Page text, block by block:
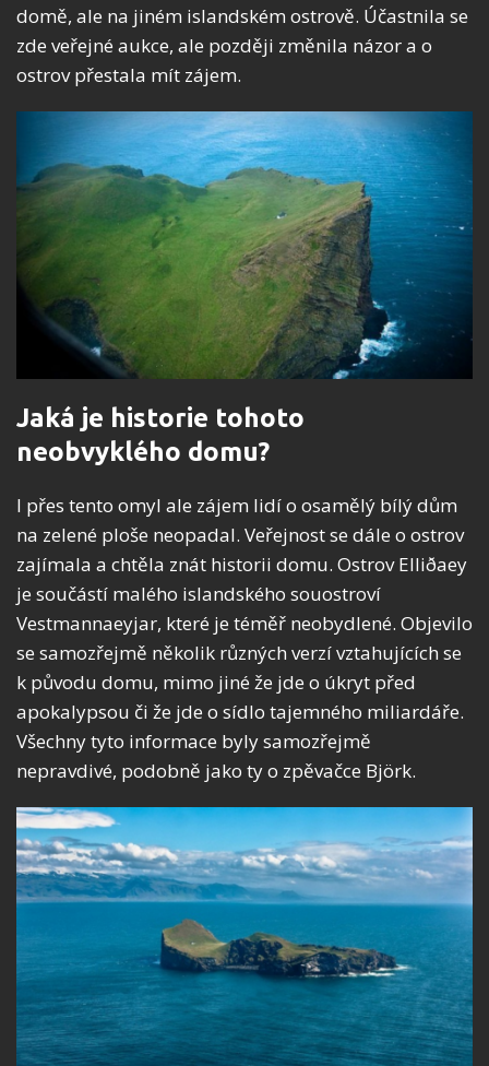
domě, ale na jiném islandském ostrově. Účastnila se
zde veřejné aukce, ale později změnila názor a o
ostrov přestala mít zájem.
Jaká je historie tohoto
neobvyklého domu?
I přes tento omyl ale zájem lidí o osamělý bílý dům
na zelené ploše neopadal. Veřejnost se dále o ostrov
zajímala a chtěla znát historii domu. Ostrov Elliðaey
je součástí malého islandského souostroví
Vestmannaeyjar, které je téměř neobydlené. Objevilo
se samozřejmě několik různých verzí vztahujících se
k původu domu, mimo jiné že jde o úkryt před
apokalypsou či že jde o sídlo tajemného miliardáře.
Všechny tyto informace byly samozřejmě
nepravdivé, podobně jako ty o zpěvačce Björk.